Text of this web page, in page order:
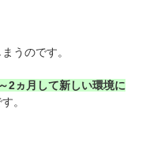
うのです。
2ヵ月して新しい環境に
。